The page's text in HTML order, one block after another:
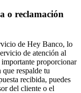
o reclamación
de Hey Banco, lo
de atención al
proporcionar
respalde tu
recibida, puedes
del cliente o el